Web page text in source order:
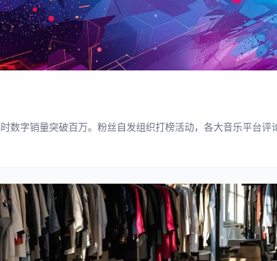
数字销量突破百万。粉丝自发组织打榜活动，各大音乐平台评